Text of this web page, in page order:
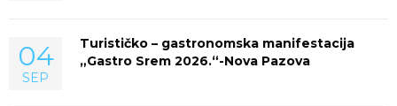
04
SEP
Turističko – gastronomska manifestacija
„Gastro Srem 2026.“-Nova Pazova